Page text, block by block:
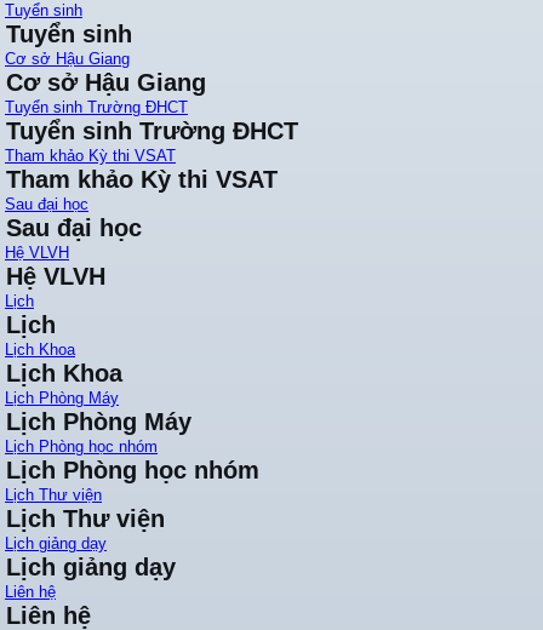
Tuyển sinh
Tuyển sinh
Cơ sở Hậu Giang
Cơ sở Hậu Giang
Tuyển sinh Trường ĐHCT
Tuyển sinh Trường ĐHCT
Tham khảo Kỳ thi VSAT
Tham khảo Kỳ thi VSAT
Sau đại học
Sau đại học
Hệ VLVH
Hệ VLVH
Lịch
Lịch
Lịch Khoa
Lịch Khoa
Lịch Phòng Máy
Lịch Phòng Máy
Lịch Phòng học nhóm
Lịch Phòng học nhóm
Lịch Thư viện
Lịch Thư viện
Lịch giảng dạy
Lịch giảng dạy
Liên hệ
Liên hệ